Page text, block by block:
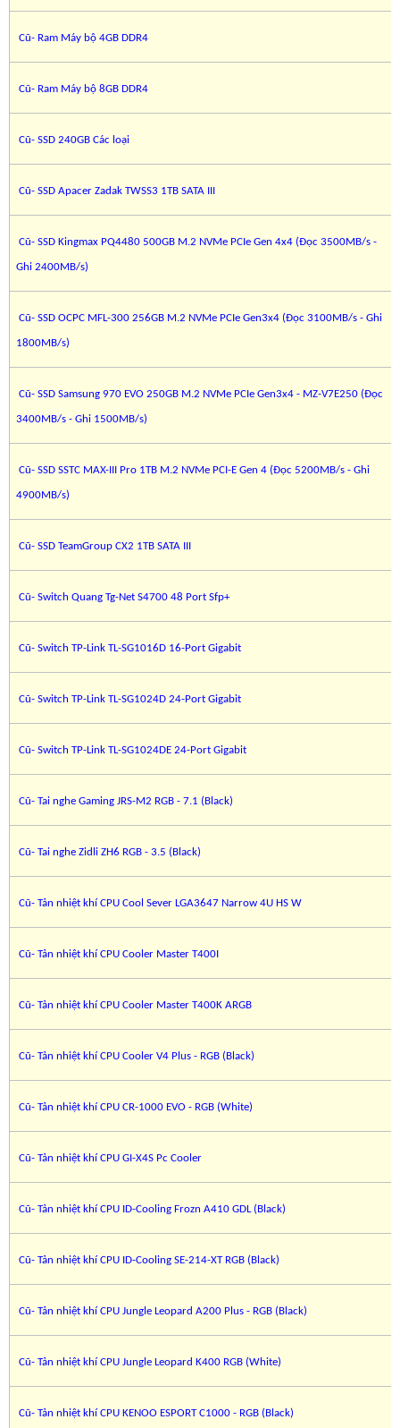
Cũ- Ram Máy bộ 4GB DDR4
Cũ- Ram Máy bộ 8GB DDR4
Cũ- SSD 240GB Các loại
Cũ- SSD Apacer Zadak TWSS3 1TB SATA III
Cũ- SSD Kingmax PQ4480 500GB M.2 NVMe PCIe Gen 4x4 (Đọc 3500MB/s -
Ghi 2400MB/s)
Cũ- SSD OCPC MFL-300 256GB M.2 NVMe PCIe Gen3x4 (Đọc 3100MB/s - Ghi
1800MB/s)
Cũ- SSD Samsung 970 EVO 250GB M.2 NVMe PCIe Gen3x4 - MZ-V7E250 (Đọc
3400MB/s - Ghi 1500MB/s)
Cũ- SSD SSTC MAX-III Pro 1TB M.2 NVMe PCI-E Gen 4 (Đọc 5200MB/s - Ghi
4900MB/s)
Cũ- SSD TeamGroup CX2 1TB SATA III
Cũ- Switch Quang Tg-Net S4700 48 Port Sfp+
Cũ- Switch TP-Link TL-SG1016D 16-Port Gigabit
Cũ- Switch TP-Link TL-SG1024D 24-Port Gigabit
Cũ- Switch TP-Link TL-SG1024DE 24-Port Gigabit
Cũ- Tai nghe Gaming JRS-M2 RGB - 7.1 (Black)
Cũ- Tai nghe Zidli ZH6 RGB - 3.5 (Black)
Cũ- Tản nhiệt khí CPU Cool Sever LGA3647 Narrow 4U HS W
Cũ- Tản nhiệt khí CPU Cooler Master T400I
Cũ- Tản nhiệt khí CPU Cooler Master T400K ARGB
Cũ- Tản nhiệt khí CPU Cooler V4 Plus - RGB (Black)
Cũ- Tản nhiệt khí CPU CR-1000 EVO - RGB (White)
Cũ- Tản nhiệt khí CPU GI-X4S Pc Cooler
Cũ- Tản nhiệt khí CPU ID-Cooling Frozn A410 GDL (Black)
Cũ- Tản nhiệt khí CPU ID-Cooling SE-214-XT RGB (Black)
Cũ- Tản nhiệt khí CPU Jungle Leopard A200 Plus - RGB (Black)
Cũ- Tản nhiệt khí CPU Jungle Leopard K400 RGB (White)
Cũ- Tản nhiệt khí CPU KENOO ESPORT C1000 - RGB (Black)